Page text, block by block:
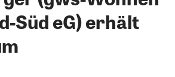
Süd eG) erhält